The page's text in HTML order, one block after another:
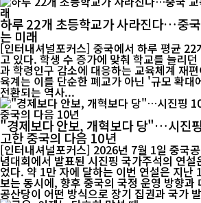
하루 22개 초등학교가 사라진다…중
는 미래
[인터내셔널포커스] 중국에서 하루 평균 22
고 있다. 학생 수 증가에 맞춰 학교를 늘리
과 학령인구 감소에 대응하는 교육체계 재
육계는 이를 단순한 폐교가 아닌 '규모 확대
전환되는 역사...
"경제보다 안보, 개혁보다 당"…시진
고한 중국의 다음 10년
[인터내셔널포커스] 2026년 7월 1일 중국
념대회에서 발표된 시진핑 국가주석의 연설
었다. 약 1만 자에 달하는 이번 연설은 지난
보는 동시에, 향후 중국의 국정 운영 방향과
공산당이 어떤 방식으로 장기 집권과 국가